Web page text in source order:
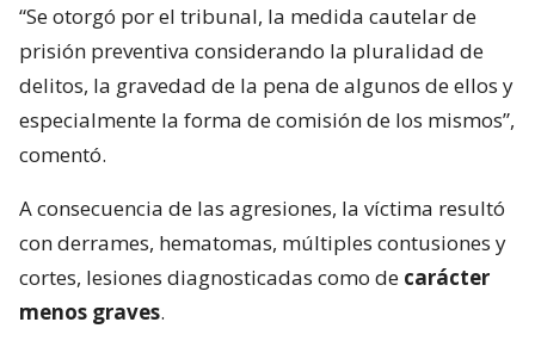
“Se otorgó por el tribunal, la medida cautelar de
prisión preventiva considerando la pluralidad de
delitos, la gravedad de la pena de algunos de ellos y
especialmente la forma de comisión de los mismos”,
comentó.
A consecuencia de las agresiones, la víctima resultó
con derrames, hematomas, múltiples contusiones y
cortes, lesiones diagnosticadas como de carácter
menos graves.